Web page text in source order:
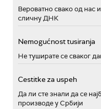
Вероватно свако од нас
сличну ДНК
Nemogućnost tusiranja
Не туширате се сваког
Cestitke za uspeh
Да ли сте знали да се
производе у Србији